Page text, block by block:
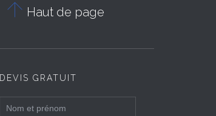
 Haut de page
DEVIS GRATUIT